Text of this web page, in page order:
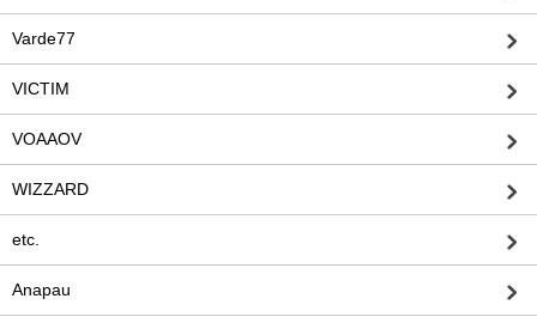
Varde77
VICTIM
VOAAOV
WIZZARD
etc.
Anapau